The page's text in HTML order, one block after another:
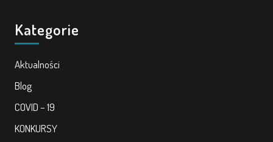
Kategorie
Aktualności
Blog
COVID – 19
KONKURSY